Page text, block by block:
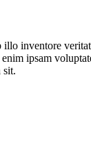
inventore
ipsam
sit.